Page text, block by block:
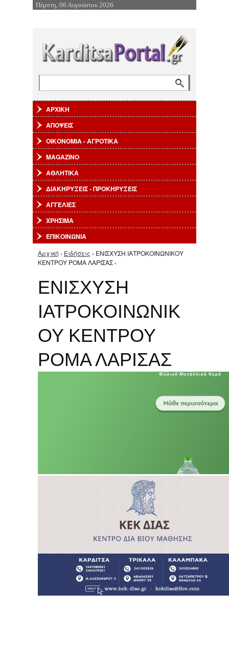
Επιστροφή στην Πλοήγηση
Πέμπτη, 06 Αυγούστου 2026
ΑΡΧΙΚΗ
ΑΠΟΨΕΙΣ
ΟΙΚΟΝΟΜΙΑ - ΑΓΡΟΤΙΚΑ
MAGAZINO
ΑΘΛΗΤΙΚΑ
ΔΙΑΚΗΡΥΞΕΙΣ - ΠΡΟΚΗΡΥΞΕΙΣ
ΑΓΓΕΛΙΕΣ
ΧΡΗΣΙΜΑ
ΕΠΙΚΟΙΝΩΝΙΑ
Είστε εδώ
Αρχική › Ειδήσεις › ΕΝΙΣΧΥΣΗ ΙΑΤΡΟΚΟΙΝΩΝΙΚΟΥ
ΚΕΝΤΡΟΥ ΡΟΜΑ ΛΑΡΙΣΑΣ ›
ΕΝΙΣΧΥΣΗ
ΙΑΤΡΟΚΟΙΝΩΝΙΚ
ΟΥ ΚΕΝΤΡΟΥ
ΡΟΜΑ ΛΑΡΙΣΑΣ